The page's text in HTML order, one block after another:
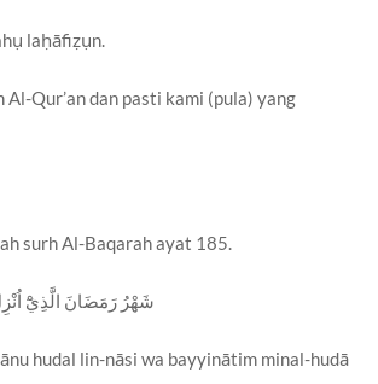
laḥāfiẓụn.
Qur’an dan pasti kami (pula) yang
surh Al-Baqarah ayat 185.
شَهْرُ رَمَضَانَ الَّذِيْٓ
hudal lin-nāsi wa bayyinātim minal-hudā